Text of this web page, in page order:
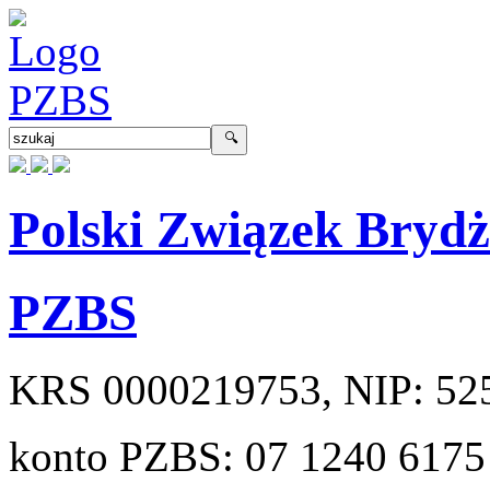
Polski Związek
PZBS
KRS 0000219753, NIP:
konto PZBS: 07 1240